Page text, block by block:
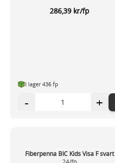
286,39 kr/fp
I lager 436 fp
- +
Fiberpenna BIC Kids Visa F svart
24/fp